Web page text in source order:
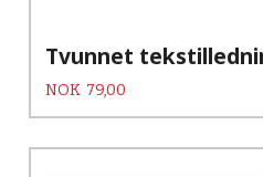
Tvunnet
Pris
NOK 79,00